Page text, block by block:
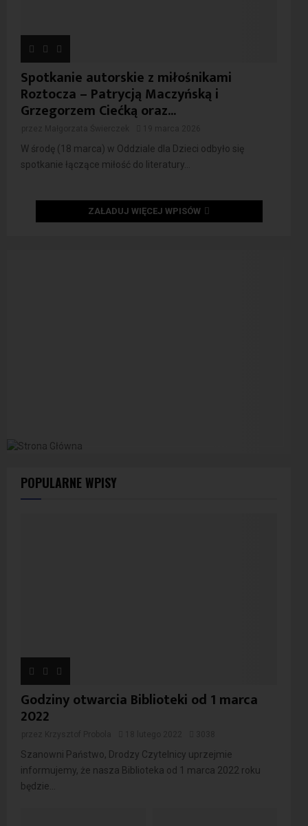
Spotkanie autorskie z miłośnikami
Roztocza – Patrycją Maczyńską i
Grzegorzem Ciećką oraz...
W środę (18 marca) w Oddziale dla Dzieci odbyło się
spotkanie łączące miłość do literatury...
ZAŁADUJ WIĘCEJ WPISÓW
POPULARNE WPISY
Godziny otwarcia Biblioteki od 1 marca
2022
Szanowni Państwo, Drodzy Czytelnicy uprzejmie
informujemy, że nasza Biblioteka od 1 marca 2022 roku
będzie...